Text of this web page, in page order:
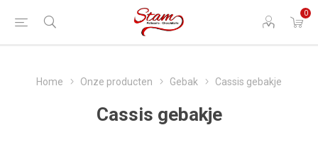
0
Home Onze producten Gebak Cassis gebakje
Cassis gebakje